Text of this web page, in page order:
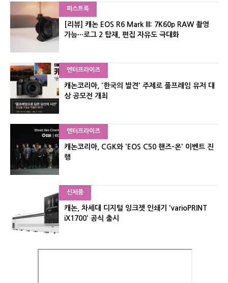
퍼스트룩
[리뷰] 캐논 EOS R6 Mark III: 7K60p RAW 촬영
가능···로그 2 탑재, 편집 자유도 극대화
엔터프라이즈
캐논코리아, '한국의 발견' 주제로 풀프레임 유저 대
상 공모전 개최
엔터프라이즈
캐논코리아, CGK와 'EOS C50 핸즈-온' 이벤트 진
행
신제품
캐논, 차세대 디지털 잉크젯 인쇄기 'varioPRINT
iX1700' 공식 출시